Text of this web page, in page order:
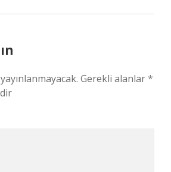
Gerekli alanlar*